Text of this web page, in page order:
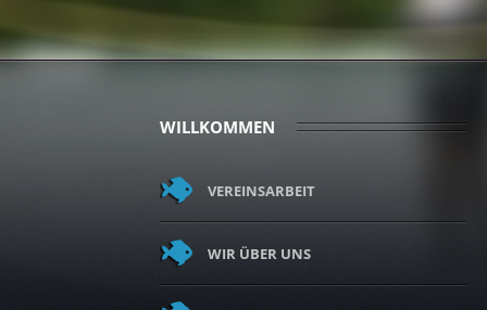
WILLKOMMEN
VEREINSARBEIT
WIR ÜBER UNS